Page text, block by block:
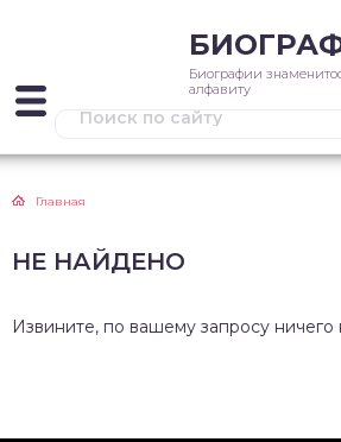
Биографии
алфавиту
Главная
НЕ НАЙДЕНО
Извините, по вашему запросу ничего